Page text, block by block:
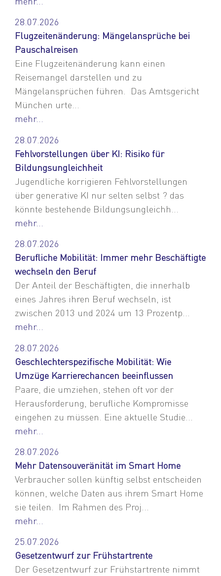
28.07.2026
Flugzeitenänderung: Mängelansprüche bei
Pauschalreisen
Eine Flugzeitenänderung kann einen
Reisemangel darstellen und zu
Mängelansprüchen führen. Das Amtsgericht
München urte...
mehr...
28.07.2026
Fehlvorstellungen über KI: Risiko für
Bildungsungleichheit
Jugendliche korrigieren Fehlvorstellungen
über generative KI nur selten selbst ? das
könnte bestehende Bildungsungleichh...
mehr...
28.07.2026
Berufliche Mobilität: Immer mehr Beschäftigte
wechseln den Beruf
Der Anteil der Beschäftigten, die innerhalb
eines Jahres ihren Beruf wechseln, ist
zwischen 2013 und 2024 um 13 Prozentp...
mehr...
28.07.2026
Geschlechterspezifische Mobilität: Wie
Umzüge Karrierechancen beeinflussen
Paare, die umziehen, stehen oft vor der
Herausforderung, berufliche Kompromisse
eingehen zu müssen. Eine aktuelle Studie...
mehr...
28.07.2026
Mehr Datensouveränität im Smart Home
Verbraucher sollen künftig selbst entscheiden
können, welche Daten aus ihrem Smart Home
sie teilen. Im Rahmen des Proj...
mehr...
25.07.2026
Gesetzentwurf zur Frühstartrente
Der Gesetzentwurf zur Frühstartrente nimmt